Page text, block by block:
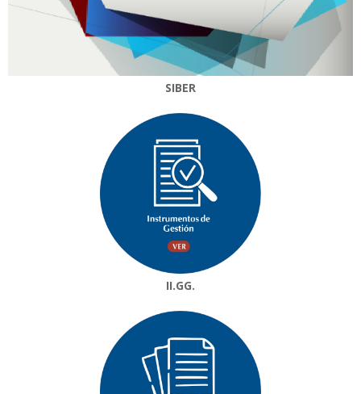
SIBER
II.GG.